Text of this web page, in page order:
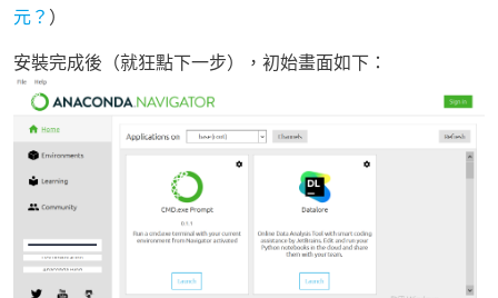
元？ ）
安裝完成後（就狂點下一步），初始畫面如下：